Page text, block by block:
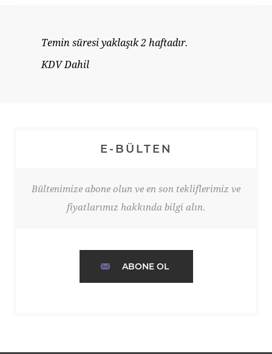
Temin süresi yaklaşık 2 haftadır.
KDV Dahil
E-BÜLTEN
Bültenimize abone olun ve en son tekliflerimiz ve
fiyatlarımız hakkında bilgi alın.
ABONE OL